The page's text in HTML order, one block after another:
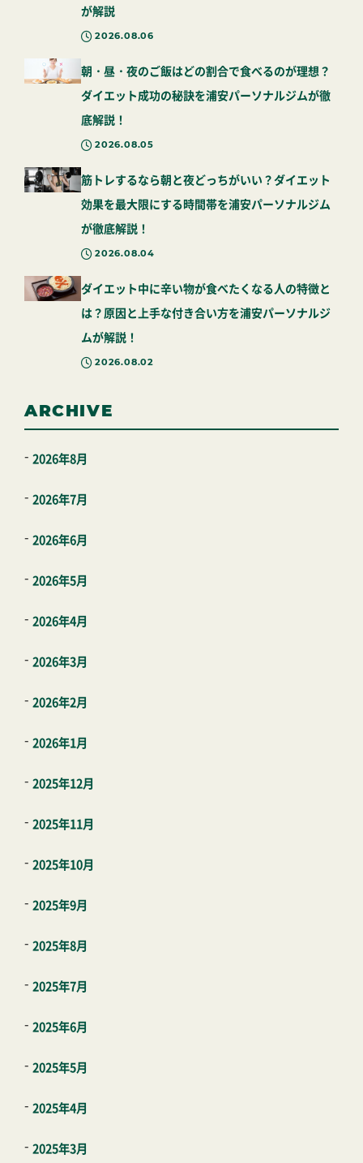
が解説
2026.08.06
朝・昼・夜のご飯はどの割合で食べるのが理想？
ダイエット成功の秘訣を浦安パーソナルジムが徹
底解説！
2026.08.05
筋トレするなら朝と夜どっちがいい？ダイエット
効果を最大限にする時間帯を浦安パーソナルジム
が徹底解説！
2026.08.04
ダイエット中に辛い物が食べたくなる人の特徴と
は？原因と上手な付き合い方を浦安パーソナルジ
ムが解説！
2026.08.02
ARCHIVE
2026年8月
2026年7月
2026年6月
2026年5月
2026年4月
2026年3月
2026年2月
2026年1月
2025年12月
2025年11月
2025年10月
2025年9月
2025年8月
2025年7月
2025年6月
2025年5月
2025年4月
2025年3月